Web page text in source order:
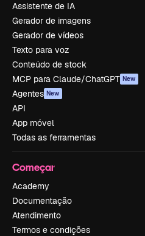
Assistente de IA
Gerador de imagens
Gerador de vídeos
Texto para voz
Conteúdo de stock
MCP para Claude/ChatGPT New
Agentes New
API
App móvel
Todas as ferramentas
Começar
Academy
Documentação
Atendimento
Termos e condições